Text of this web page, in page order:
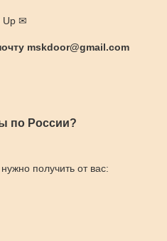
Up ✉
mskdoor@gmail.com
по России?
получить от вас: